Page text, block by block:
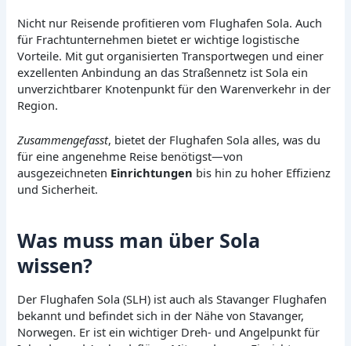
Nicht nur Reisende profitieren vom Flughafen Sola. Auch
für Frachtunternehmen bietet er wichtige logistische
Vorteile. Mit gut organisierten Transportwegen und einer
exzellenten Anbindung an das Straßennetz ist Sola ein
unverzichtbarer Knotenpunkt für den Warenverkehr in der
Region.
Zusammengefasst, bietet der Flughafen Sola alles, was du
für eine angenehme Reise benötigst—von
ausgezeichneten Einrichtungen bis hin zu hoher Effizienz
und Sicherheit.
Was muss man über Sola
wissen?
Der Flughafen Sola (SLH) ist auch als Stavanger Flughafen
bekannt und befindet sich in der Nähe von Stavanger,
Norwegen. Er ist ein wichtiger Dreh- und Angelpunkt für